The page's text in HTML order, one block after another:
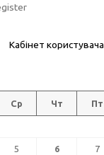
Кабінет користувача
Ср Чт Пт
5 6 7